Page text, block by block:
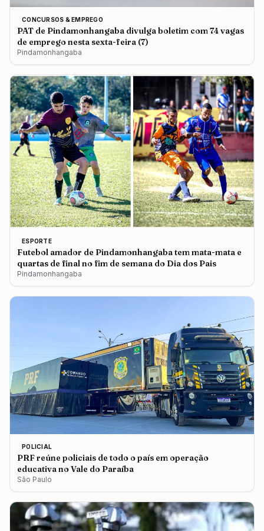
CONCURSOS & EMPREGO
PAT de Pindamonhangaba divulga boletim com 74 vagas
de emprego nesta sexta-feira (7)
Pindamonhangaba
ESPORTE
Futebol amador de Pindamonhangaba tem mata-mata e
quartas de final no fim de semana do Dia dos Pais
Pindamonhangaba
POLICIAL
PRF reúne policiais de todo o país em operação
educativa no Vale do Paraíba
São Paulo